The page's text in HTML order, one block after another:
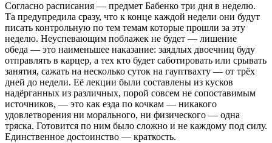
Согласно расписания — предмет Бабенко три дня в неделю.
Та предупредила сразу, что к конце каждой недели они будут
писать контрольную по тем темам которые прошли за эту
неделю. Неуспевающим поблажек не будет — лишение
обеда — это наименьшее наказание: заядлых двоечниц буду
отправлять в карцер, а тех кто будет саботировать или срывать
занятия, сажать на несколько суток на гауптвахту — от трёх
дней до недели. Её лекции были составлены из кусков
надёрганных из различных, порой совсем не сопоставимым
источников, — это как езда по кочкам — никакого
удовлетворения ни морального, ни физического — одна
тряска. Готовится по ним было сложно и не каждому под силу.
Единственное достоинство — краткость.